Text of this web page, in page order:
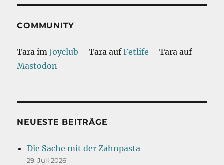
COMMUNITY
Tara imJoyclub – Tara aufFetlife – Tara auf
Mastodon
NEUESTE BEITRÄGE
Die Sache mit der Zahnpasta
29. Juli 2026